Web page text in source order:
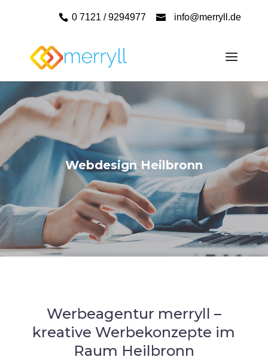
0 7121 / 9294977 info@merryll.de
Webdesign Heilbronn
Werbeagentur merryll –
kreative Werbekonzepte im
Raum Heilbronn